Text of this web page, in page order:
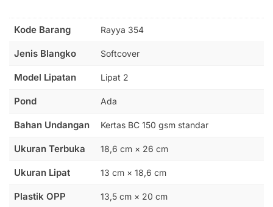
Kode Barang Rayya 354
Jenis Blangko Softcover
Model Lipatan Lipat 2
Pond Ada
Bahan Undangan Kertas BC 150 gsm standar
Ukuran Terbuka 18,6 cm × 26 cm
Ukuran Lipat 13 cm × 18,6 cm
Plastik OPP 13,5 cm × 20 cm